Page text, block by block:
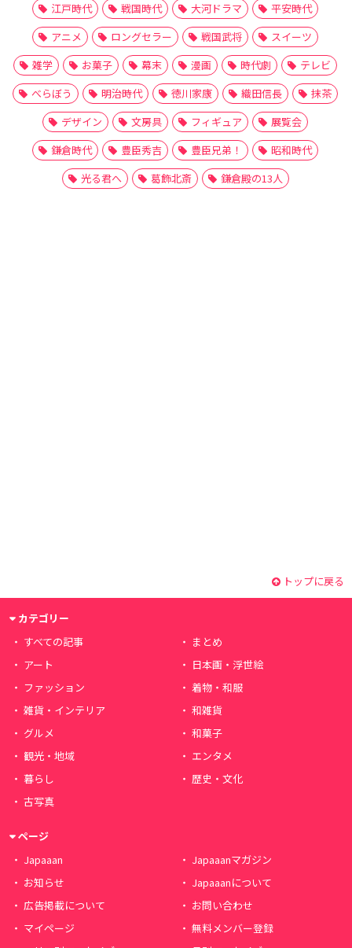
江戸時代 戦国時代 大河ドラマ
平安時代
アニメ
ロングセラー 戦国武将
スイーツ
雑学
お菓子 幕末 漫画 時代劇
テレビ
べらぼう
明治時代 徳川家康 織田信長
抹茶
デザイン
文房具 フィギュア
展覧会
鎌倉時代
豊臣秀吉 豊臣兄弟！
昭和時代
光る君へ
葛飾北斎 鎌倉殿の13人
トップに戻る
カテゴリー
すべての記事
まとめ
アート
日本画・浮世絵
ファッション
着物・和服
雑貨・インテリア
和雑貨
グルメ
和菓子
観光・地域
エンタメ
暮らし
歴史・文化
古写真
ページ
Japaaan
Japaaanマガジン
お知らせ
Japaaanについて
広告掲載について
お問い合わせ
マイページ
無料メンバー登録